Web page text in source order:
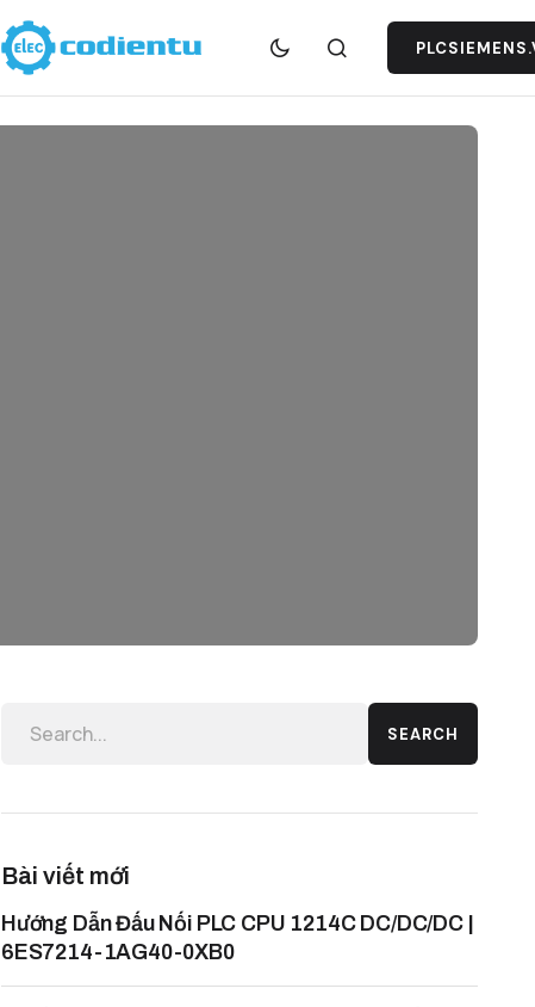
SEARCH
Bài viết mới
Hướng Dẫn Đấu Nối PLC CPU 1214C DC/DC/DC |
6ES7214-1AG40-0XB0